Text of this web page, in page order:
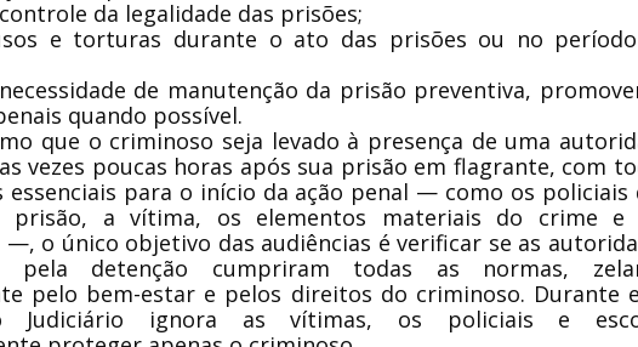
da legalidade das prisões;
e torturas durante o ato das prisões ou no
de manutenção da prisão preventiva,
quando possível.
que o criminoso seja levado à presença de uma
vezes poucas horas após sua prisão em flagrante, com
essenciais para o início da ação penal — como os policiais
prisão, a vítima, os elementos materiais do crime e
o único objetivo das audiências é verificar se as
pela detenção cumpriram todas as normas,
pelo bem-estar e pelos direitos do criminoso. Durante
Judiciário ignora as vítimas, os policiais e